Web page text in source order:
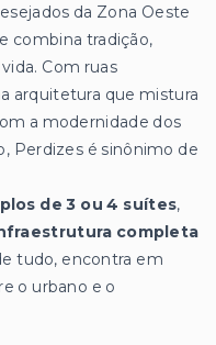
da Zona Oeste
combina tradição,
Com ruas
arquitetura que mistura
a modernidade dos
Perdizes é sinônimo de
de 3 ou 4 suítes,
completa
tudo, encontra em
o urbano e o